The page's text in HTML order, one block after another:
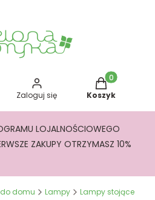
wyszukiwarkę
Zaloguj się
Produkty w
Koszyk
LOJALNOŚCIOWEGO
ZAKUPY OTRZYMASZ 10%
domu Lampy Lampy stojące